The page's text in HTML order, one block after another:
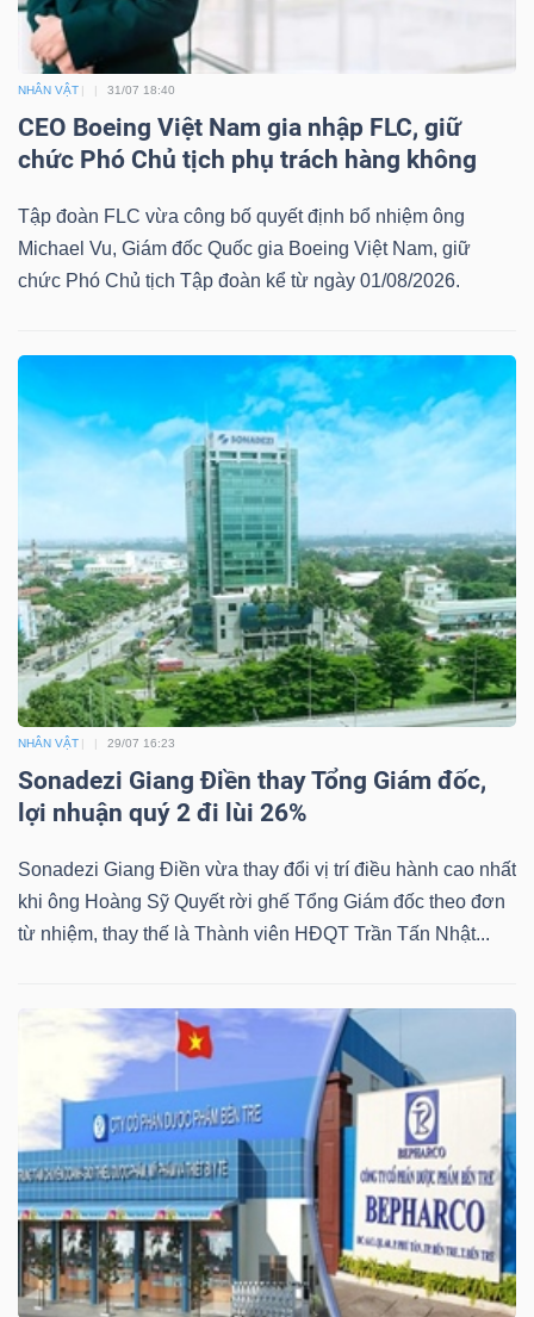
NHÂN VẬT 31/07 18:40
CEO Boeing Việt Nam gia nhập FLC, giữ
chức Phó Chủ tịch phụ trách hàng không
Tập đoàn FLC vừa công bố quyết định bổ nhiệm ông
Michael Vu, Giám đốc Quốc gia Boeing Việt Nam, giữ
chức Phó Chủ tịch Tập đoàn kể từ ngày 01/08/2026.
NHÂN VẬT 29/07 16:23
Sonadezi Giang Điền thay Tổng Giám đốc,
lợi nhuận quý 2 đi lùi 26%
Sonadezi Giang Điền vừa thay đổi vị trí điều hành cao nhất
khi ông Hoàng Sỹ Quyết rời ghế Tổng Giám đốc theo đơn
từ nhiệm, thay thế là Thành viên HĐQT Trần Tấn Nhật...